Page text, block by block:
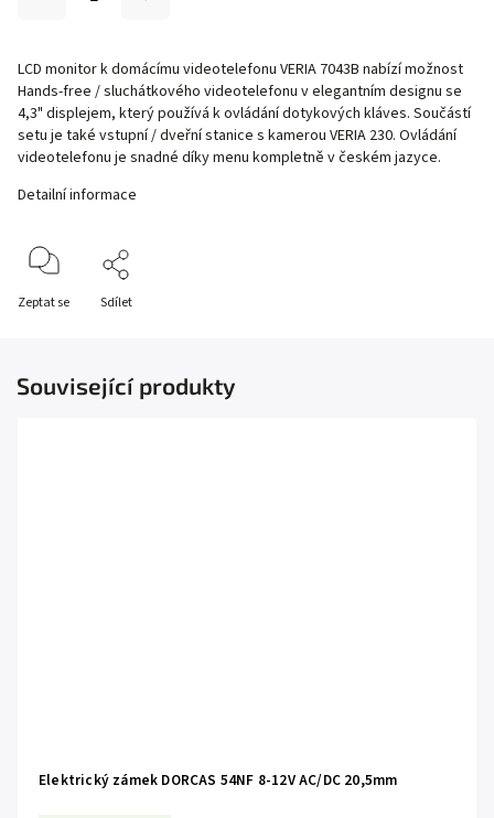
LCD monitor k domácímu videotelefonu VERIA 7043B nabízí možnost
Hands-free / sluchátkového videotelefonu v elegantním designu se
4,3" displejem, který používá k ovládání dotykových kláves. Součástí
setu je také vstupní / dveřní stanice s kamerou VERIA 230. Ovládání
videotelefonu je snadné díky menu kompletně v českém jazyce.
Detailní informace
Zeptat se Sdílet
Související produkty
Elektrický zámek DORCAS 54NF 8-12V AC/DC 20,5mm